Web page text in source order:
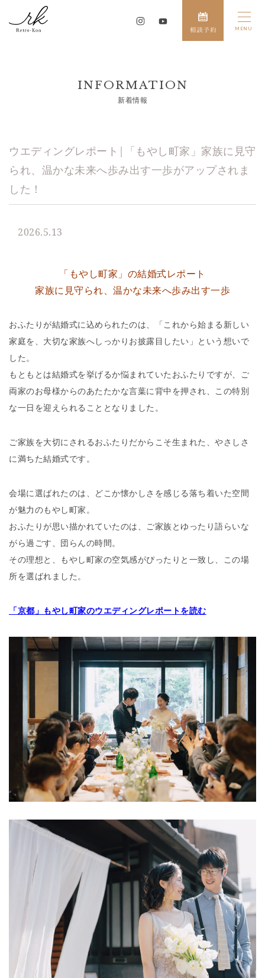
INFORMATION
新着情報
ウエディングレポート|「もやし町家」家族に見守
られ、温かな未来へ歩み出す一歩がアップされま
した！
2026.5.13
「もやし町家」の結婚式レポート
家族に見守られ、温かな未来へ歩み出す一歩
おふたりが結婚式に込められたのは、「これから始まる新しい
家庭を、大切な家族へしっかりお披露目したい」という想いで
した。
もともとは結婚式を挙げるか悩まれていたおふたりですが、ご
両家のお母様からのあたたかな言葉に背中を押され、この特別
な一日を迎えられることとなりました。
ご家族を大切にされるおふたりだからこそ生まれた、やさしさ
に満ちた結婚式です。
会場に選ばれたのは、どこか懐かしさを感じる落ち着いた空間
が魅力のもやし町家。
おふたりが思い描かれていたのは、ご家族とゆったり語らいな
がら過ごす、団らんの時間。
その理想と、もやし町家の空気感がぴったりと一致し、この場
所を選ばれました。
「京都」もやし町家のウエディングレポートを読む